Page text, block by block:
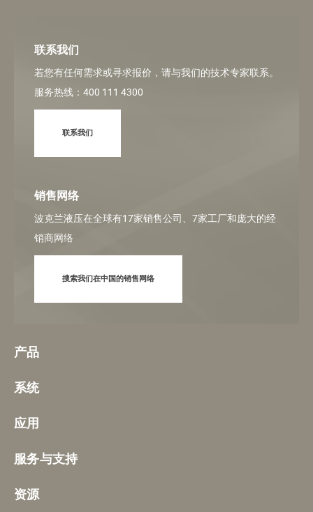
联系我们
若您有任何需求或寻求报价，请与我们的技术专家联系。
服务热线：400 111 4300
联系我们
销售网络
波克兰液压在全球有17家销售公司、7家工厂和庞大的经
销商网络
搜索我们在中国的销售网络
产品
系统
应用
服务与支持
资源